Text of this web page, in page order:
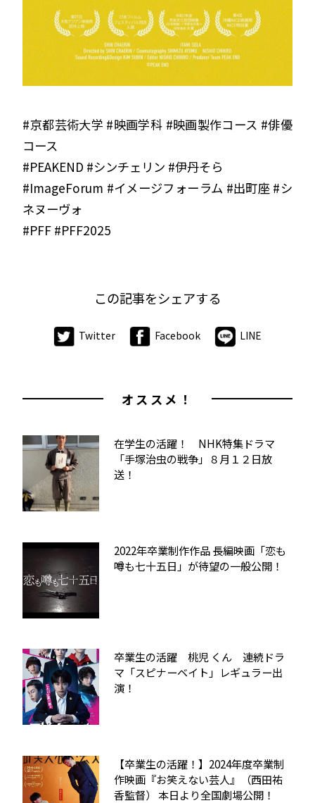
#京都芸術大学 #映画学科 #映画製作コース #俳優
コース
#PEAKEND #シンチェリン #伊丹そら
#ImageForum #イメージフォーラム #出町座 #シ
ネヌーヴォ
#PFF #PFF2025
この記事をシェアする
Twitter Facebook LINE
オススメ！
在学生の活躍！ NHK特集ドラマ
「手塚治虫の戦争」８月１２日放
送！
2022年卒業制作作品 長編映画「恋も
噂も七十五日」が待望の一般公開！
卒業生の活躍 桃児 くん 連続ドラ
マ「スピナーベイト」レギュラー出
演！
【卒業生の活躍！】2024年度卒業制
作映画『お笑えない芸人』（西田祐
香監督） 本日より全国劇場公開！